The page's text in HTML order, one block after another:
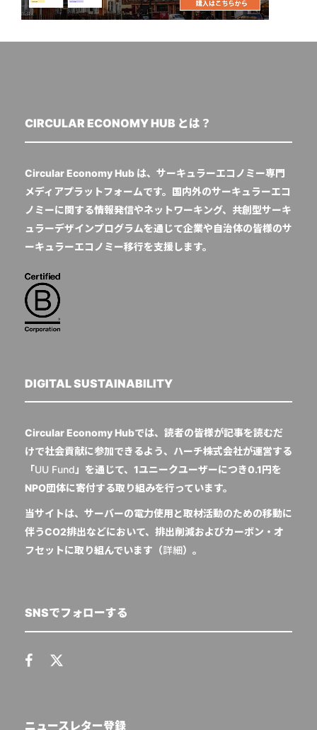
CIRCULAR ECONOMY HUB とは？
Circular Economy Hub は、サーキュラーエコノミー専門
メディアプラットフォームです。国内外のサーキュラーエコ
ノミーに関する情報発信やネットワーキング、共創型サーキ
ュラーデザインプログラムを通じて企業や自治体の皆様のサ
ーキュラーエコノミー移行を支援します。
DIGITAL SUSTAINABILITY
Circular Economy Hubでは、読者の皆様が記事を読むだ
けで社会貢献に参加できるよう、ハーチ株式会社が運営する
「UU Fund 」を通じて、1ユニークユーザーにつき0.1円を
NPO団体に寄付する取り組みを行っています。
当サイトは、サーバーの電力使用と取材活動のための移動に
伴うCO2排出などにおいて、排出削減およびカーボン・オ
フセットに取り組んでいます（詳細）。
SNSでフォローする
ニュースレター登録